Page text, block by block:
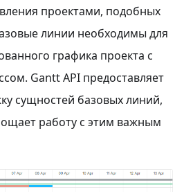
проектами, подобных
линии необходимы для
графика проекта с
Gantt API предоставляет
сущностей базовых линий,
работу с этим важным